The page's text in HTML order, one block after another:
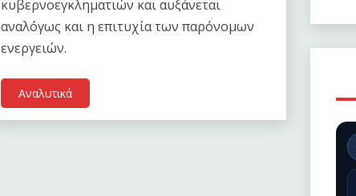
κυβερνοεγκληματιών και αυξάνεται
αναλόγως και η επιτυχία των παρόνομων
ενεργειών.
Αναλυτικά